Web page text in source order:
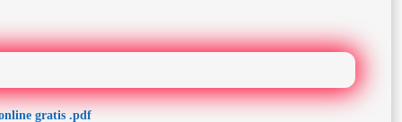
gratis .pdf